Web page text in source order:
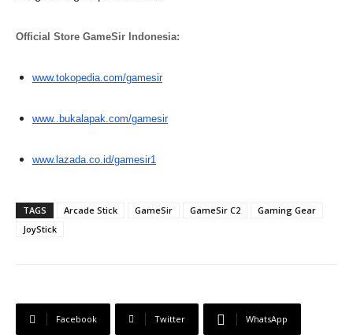
Official Store GameSir Indonesia:
www.tokopedia.com/gamesir
www..bukalapak.com/gamesir
www.lazada.co.id/gamesir1
TAGS Arcade Stick GameSir GameSir C2
Gaming Gear
JoyStick
Facebook Twitter WhatsApp